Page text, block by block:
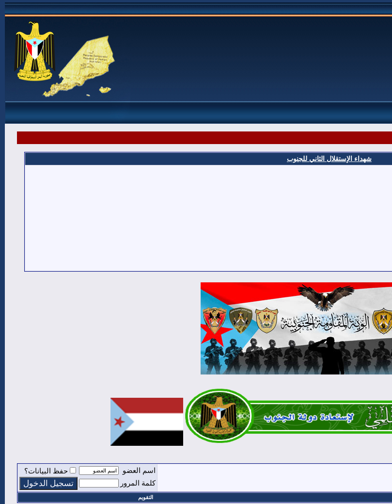
شهداء الإستقلال الثاني للجنوب
اسم العضو
حفظ البيانات؟
كلمة المرور
التقويم